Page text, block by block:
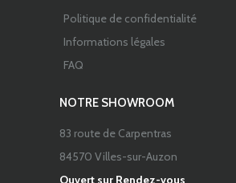
Politique de confidentialité
Informations légales
FAQ
NOTRE SHOWROOM
83 route de Carpentras
84570 Villes-sur-Auzon
Ouvert sur Rendez-vous